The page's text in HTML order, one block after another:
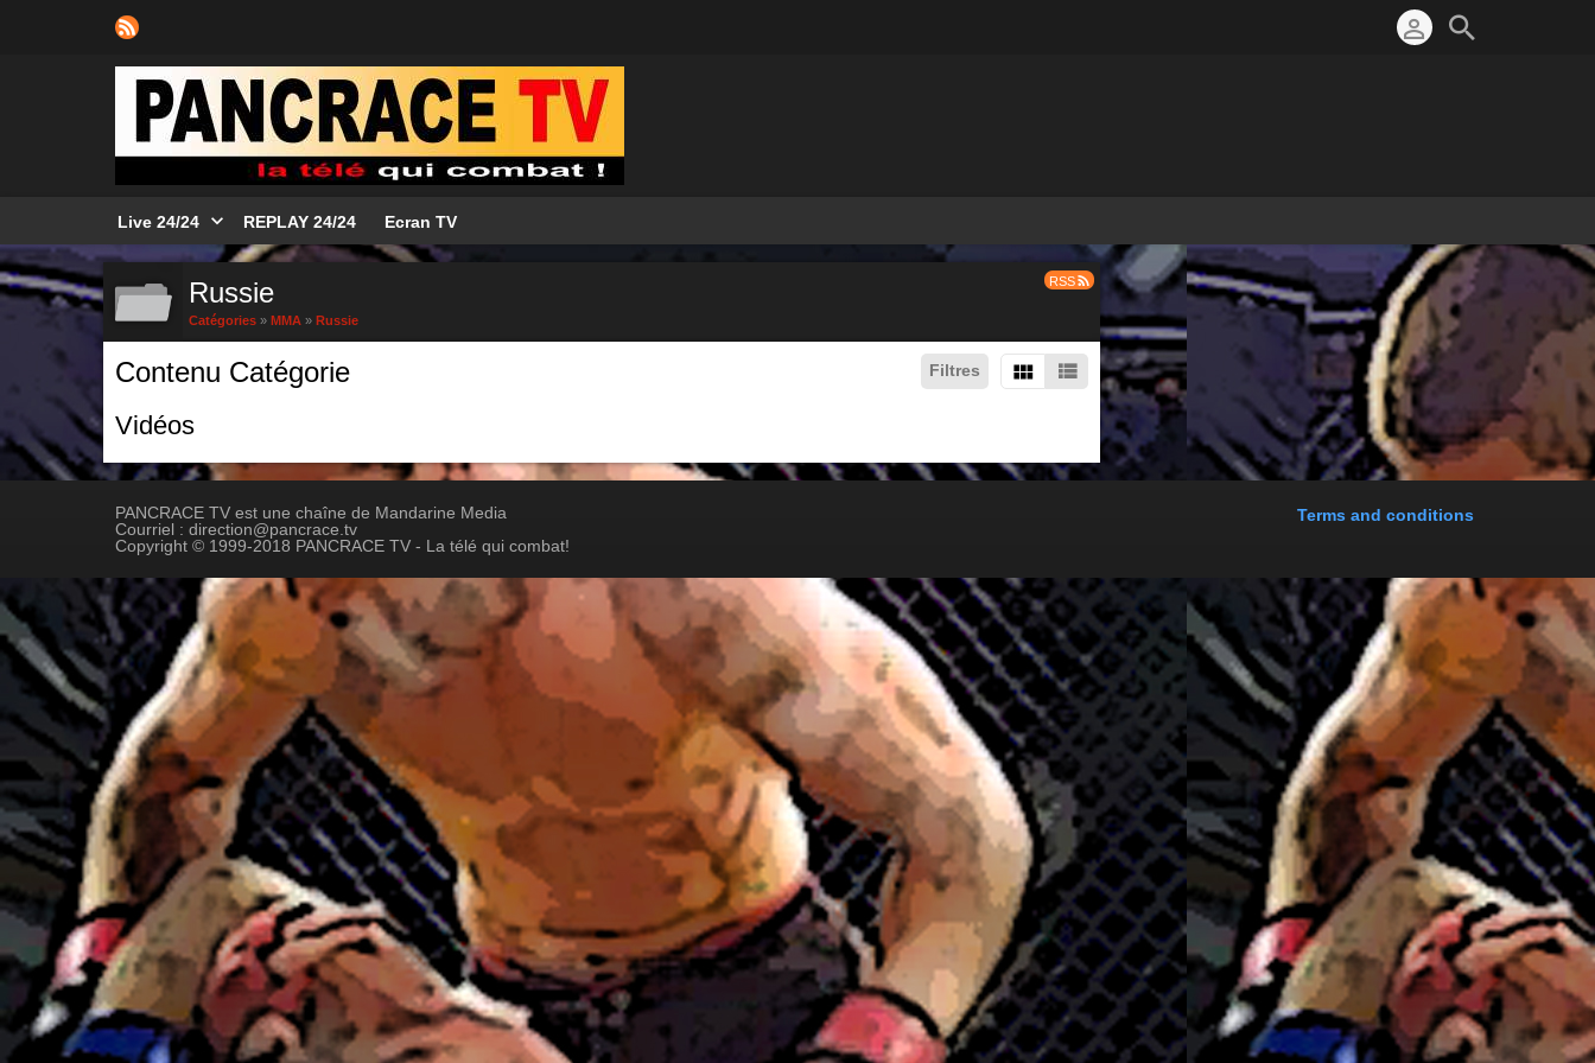
Live 24/24 REPLAY 24/24 Ecran TV
RSS
Russie
Catégories » MMA » Russie
Filtres
Contenu Catégorie
Vidéos
Terms and conditions
PANCRACE TV est une chaîne de Mandarine Media
Courriel : direction@pancrace.tv
Copyright © 1999-2018 PANCRACE TV - La télé qui combat!